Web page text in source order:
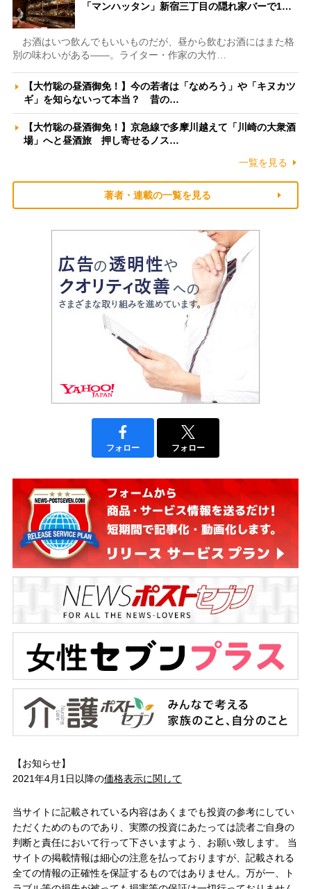
「マンハッタン」新宿三丁目の隠れ家バーで1…
お酒はいつ飲んでもいいものだが、昼から飲むお酒にはまた格
別の味わいがある――。ライター・作家の大竹…
【大竹聡の昼酒御免！】今の若者は「なめろう」や「キヌカツ
ギ」を知らないって本当？ 昔の…
【大竹聡の昼酒御免！】京急線で多摩川越えて「川崎の大衆酒
場」へと昼酒旅 押し寄せるノス…
一覧を見る
著者・連載の一覧を見る
フォロー フォロー
【お知らせ】
2021年4月1日以降の価格表示に関して
当サイトに記載されている内容はあくまでも投資の参考にしてい
ただくためのものであり、実際の投資にあたっては読者ご自身の
判断と責任において行って下さいますよう、お願い致します。 当
サイトの掲載情報は細心の注意を払っておりますが、記載される
全ての情報の正確性を保証するものではありません。万が一、ト